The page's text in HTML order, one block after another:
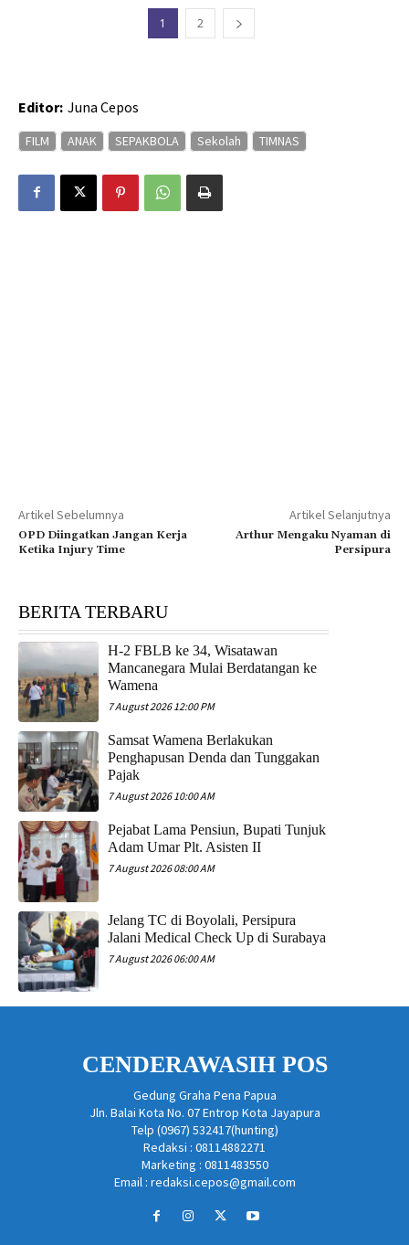
1 2
Editor: Juna Cepos
FILM ANAK SEPAKBOLA Sekolah TIMNAS
Artikel Sebelumnya
OPD Diingatkan Jangan Kerja
Ketika Injury Time
Artikel Selanjutnya
Arthur Mengaku Nyaman di
Persipura
BERITA TERBARU
H-2 FBLB ke 34, Wisatawan
Mancanegara Mulai Berdatangan ke
Wamena
7 August 2026 12:00 PM
Samsat Wamena Berlakukan
Penghapusan Denda dan Tunggakan
Pajak
7 August 2026 10:00 AM
Pejabat Lama Pensiun, Bupati Tunjuk
Adam Umar Plt. Asisten II
7 August 2026 08:00 AM
Jelang TC di Boyolali, Persipura
Jalani Medical Check Up di Surabaya
7 August 2026 06:00 AM
CENDERAWASIH POS
Gedung Graha Pena Papua
Jln. Balai Kota No. 07 Entrop Kota Jayapura
Telp (0967) 532417(hunting)
Redaksi : 08114882271
Marketing : 0811483550
Email : redaksi.cepos@gmail.com